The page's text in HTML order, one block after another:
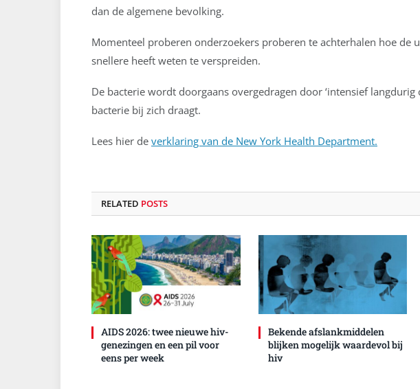
dan de algemene bevolking.
Momenteel proberen onderzoekers proberen te achterhalen hoe de
snellere heeft weten te verspreiden.
De bacterie wordt doorgaans overgedragen door ‘intensief langdurig
bacterie bij zich draagt.
Lees hier de verklaring van de New York Health Department.
RELATED POSTS
AIDS 2026: twee nieuwe hiv-
genezingen en een pil voor
eens per week
Bekende afslankmiddelen
blijken mogelijk waardevol bij
hiv